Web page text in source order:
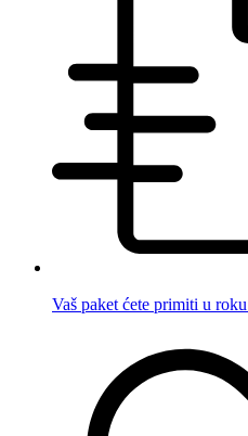
Vaš paket ćete primiti u